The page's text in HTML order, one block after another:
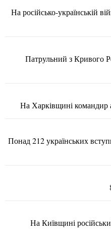
На російсько-українській
Патрульний з Кривого
На Харківщині командир
Понад 212 українських
На Київщині